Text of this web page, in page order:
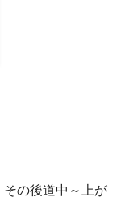
の後道中～上が